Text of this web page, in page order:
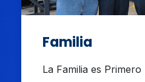
Familia
La Familia es Primero